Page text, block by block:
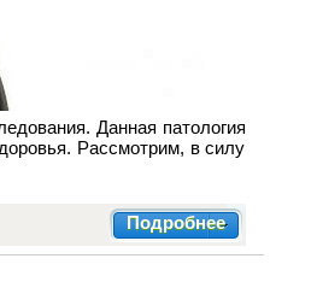
Данная патология
Рассмотрим, в силу
Подробнее